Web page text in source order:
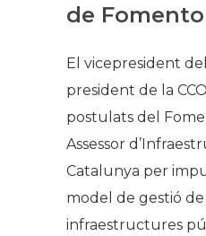
de Fomento
El vicepresident
president de la
postulats del
Assessor
Catalunya per
model de gestió de
infraestructures